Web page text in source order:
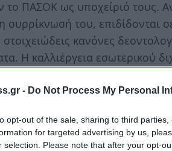
- Do Not Process My Personal
opt-out of the sale, sharing to third
for targeted advertising by us,
selection. Please note that after your opt-
το ΠΑΣΟΚ ως υποχείριό τους.
συρρίκνωσή του, επιδίδονται
κανόνες
Η καλλιέργεια εσωτερικού
τη μεγάλη δημοκρατική
της. Ο χώρος που αυτή
μετρήσιμος. Βρίσκεται πάνω